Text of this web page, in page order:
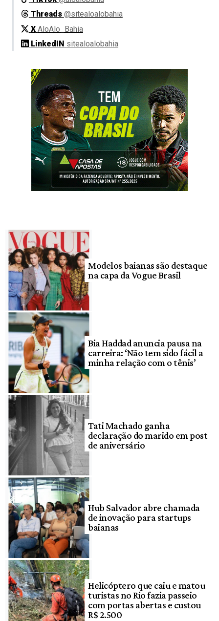
Threads @sitealoalobahia
X AloAlo_Bahia
LinkedIN sitealoalobahia
Modelos baianas são destaque
na capa da Vogue Brasil
Bia Haddad anuncia pausa na
carreira: ‘Não tem sido fácil a
minha relação com o tênis’
Tati Machado ganha
declaração do marido em post
de aniversário
Hub Salvador abre chamada
de inovação para startups
baianas
Helicóptero que caiu e matou
turistas no Rio fazia passeio
com portas abertas e custou
R$ 2.500